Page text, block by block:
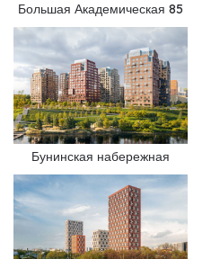
Большая Академическая 85
Бунинская набережная